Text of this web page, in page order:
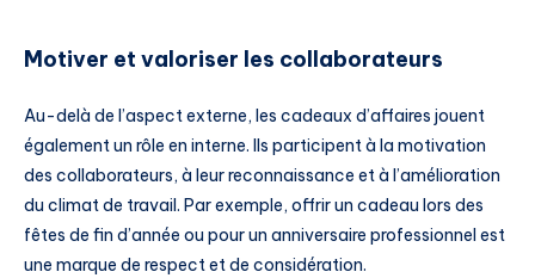
Motiver et valoriser les collaborateurs
Au-delà de l’aspect externe, les cadeaux d’affaires jouent
également un rôle en interne. Ils participent à la motivation
des collaborateurs, à leur reconnaissance et à l’amélioration
du climat de travail. Par exemple, offrir un cadeau lors des
fêtes de fin d’année ou pour un anniversaire professionnel est
une marque de respect et de considération.